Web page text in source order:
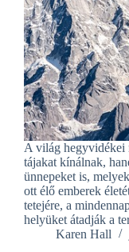
A világ hegyvidékei
tájakat kínálnak,
ünnepeket is,
ott élő emberek
tetejére, a
helyüket átadják a
Karen Hall